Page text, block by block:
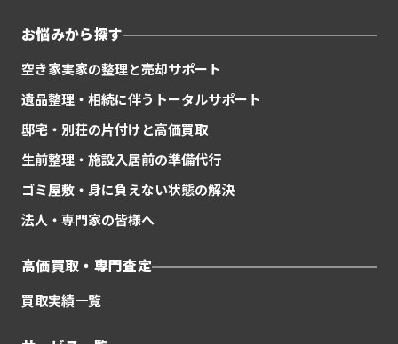
お悩みから探す
空き家実家の整理と売却サポート
遺品整理・相続に伴うトータルサポート
邸宅・別荘の片付けと高価買取
生前整理・施設入居前の準備代行
ゴミ屋敷・身に負えない状態の解決
法人・専門家の皆様へ
高価買取・専門査定
買取実績一覧